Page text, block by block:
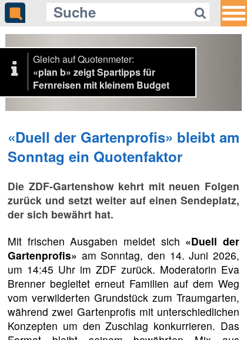
Gleich auf Quotenmeter:
«plan b» zeigt Spartipps für
Fernreisen mit kleinem Budget
«Duell der Gartenprofis» bleibt am
Sonntag ein Quotenfaktor
Die ZDF-Gartenshow kehrt mit neuen Folgen
zurück und setzt weiter auf einen Sendeplatz,
der sich bewährt hat.
Mit frischen Ausgaben meldet sich «Duell der
Gartenprofis» am Sonntag, den 14. Juni 2026,
um 14:45 Uhr im ZDF zurück. Moderatorin Eva
Brenner begleitet erneut Familien auf dem Weg
vom verwilderten Grundstück zum Traumgarten,
während zwei Gartenprofis mit unterschiedlichen
Konzepten um den Zuschlag konkurrieren. Das